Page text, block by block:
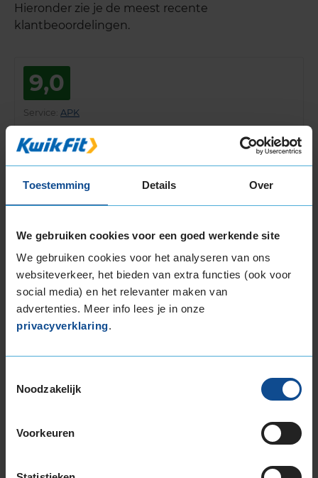
Toestemming Details Over
We gebruiken cookies voor een goed werkende site
We gebruiken cookies voor het analyseren van ons
websiteverkeer, het bieden van extra functies (ook voor
social media) en het relevanter maken van
advertenties. Meer info lees je in onze
privacyverklaring.
Noodzakelijk
Voorkeuren
Hieronder zie je de meest recente
klantbeoordelingen.
9,0
Service APK
Fijne servise en alles heel makkelijk gegaan
8,0
Service
Datum : 15 juni 2026 bij 358 Zwijndrecht, Ter Steeghering 5
10,0
Datum: 9 juni 2026 bij
358 Zwijndrecht, Ter Steeghering 5
9,0